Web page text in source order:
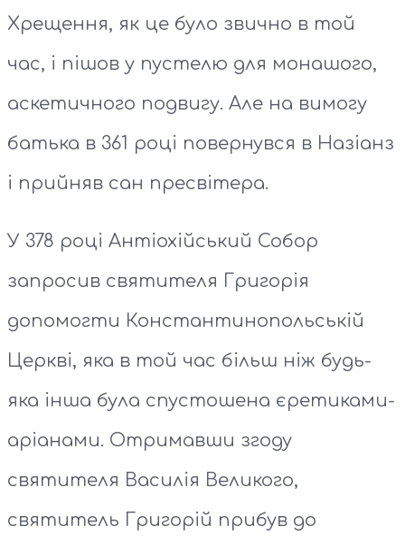
Хрещення, як це було звично в той
час, і пішов у пустелю для монашого,
аскетичного подвигу. Але на вимогу
батька в 361 році повернувся в Назіанз
і прийняв сан пресвітера.
У 378 році Антіохійський Собор
запросив святителя Григорія
допомогти Константинопольській
Церкві, яка в той час більш ніж будь-
яка інша була спустошена єретиками-
аріанами. Отримавши згоду
святителя Василія Великого,
святитель Григорій прибув до